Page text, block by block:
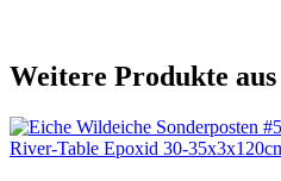
Weitere Produkte